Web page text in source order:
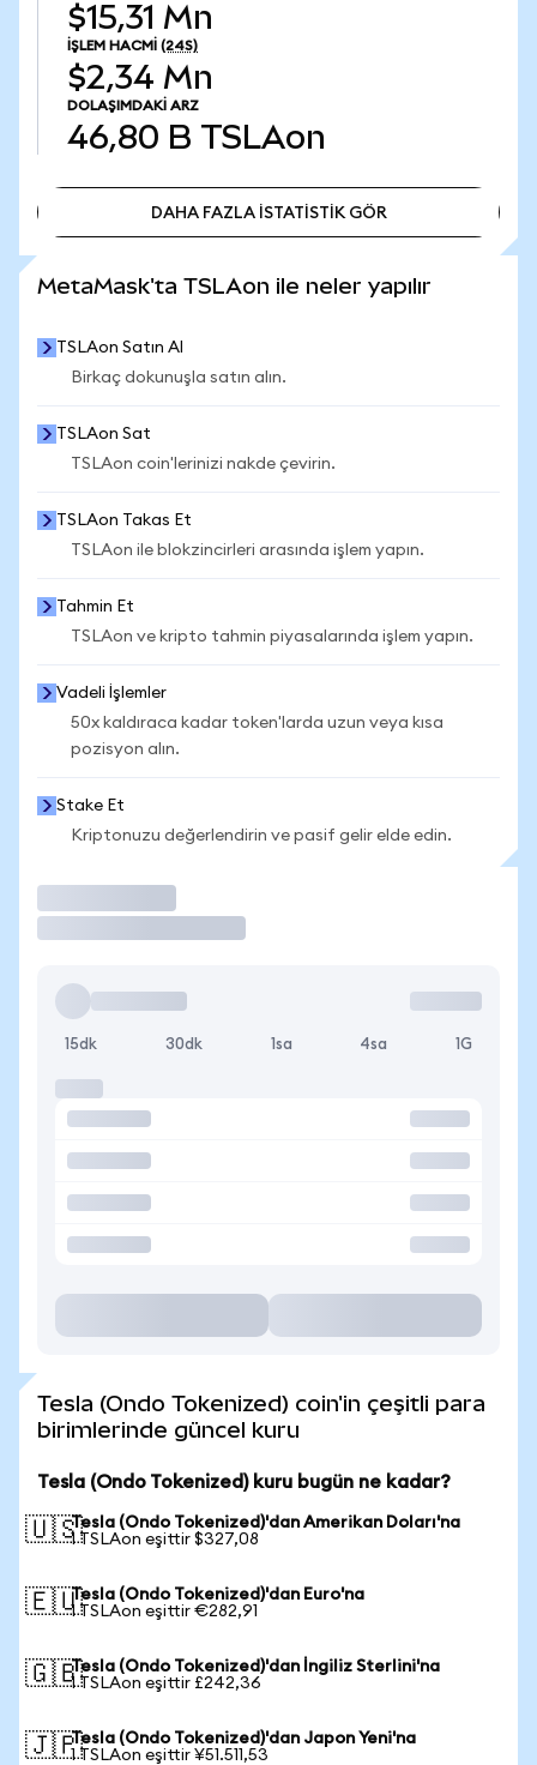
$15,31 Mn
İŞLEM HACMI (24S)
$2,34 Mn
DOLAŞIMDAKI ARZ
46,80 B TSLAon
DAHA FAZLA İSTATİSTİK GÖR
MetaMask'ta TSLAon ile neler yapılır
TSLAon Satın Al
Birkaç dokunuşla satın alın.
TSLAon Sat
TSLAon coin'lerinizi nakde çevirin.
TSLAon Takas Et
TSLAon ile blokzincirleri arasında işlem yapın.
Tahmin Et
TSLAon ve kripto tahmin piyasalarında işlem yapın.
Vadeli İşlemler
50x kaldıraca kadar token'larda uzun veya kısa
pozisyon alın.
Stake Et
Kriptonuzu değerlendirin ve pasif gelir elde edin.
15dk 30dk 1sa 4sa 1G
Tesla (Ondo Tokenized) coin'in çeşitli para
birimlerinde güncel kuru
Tesla (Ondo Tokenized) kuru bugün ne kadar?
🇺🇸Tesla (Ondo Tokenized)'dan Amerikan Doları'na
1 TSLAon eşittir $327,08
🇪🇺Tesla (Ondo Tokenized)'dan Euro'na
1 TSLAon eşittir €282,91
🇬🇧Tesla (Ondo Tokenized)'dan İngiliz Sterlini'na
1 TSLAon eşittir £242,36
🇯🇵Tesla (Ondo Tokenized)'dan Japon Yeni'na
1 TSLAon eşittir ¥51.511,53